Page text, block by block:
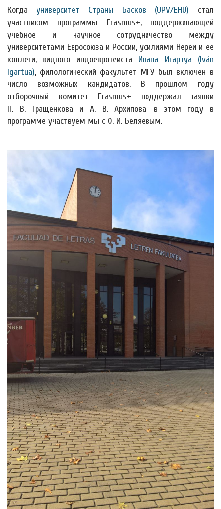
Когда университет Страны Басков (UPV/EHU) стал
участником программы Erasmus+, поддерживающей
учебное и научное сотрудничество между
университетами Евросоюза и России, усилиями Нереи и ее
коллеги, видного индоевропеиста Ивана Игартуа (Iván
Igartua), филологический факультет МГУ был включен в
число возможных кандидатов. В прошлом году
отборочный комитет Erasmus+ поддержал заявки
П. В. Гращенкова и А. В. Архипова; в этом году в
программе участвуем мы с О. И. Беляевым.